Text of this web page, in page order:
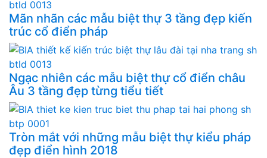
Mãn nhãn các mẫu biệt thự 3 tầng đẹp kiến
trúc cổ điển pháp
Ngạc nhiên các mẫu biệt thự cổ điển châu
Âu 3 tầng đẹp từng tiểu tiết
Tròn mắt với những mẫu biệt thự kiểu pháp
đẹp điển hình 2018